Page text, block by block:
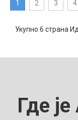
1 2 3 4
Укупно 6 страна
Где